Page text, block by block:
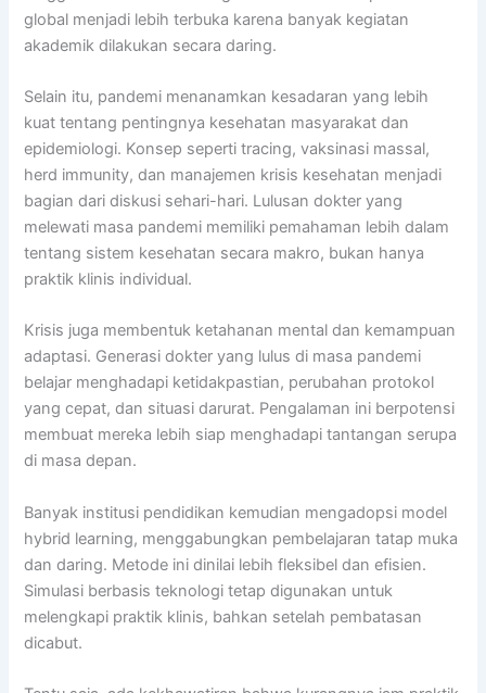
global menjadi lebih terbuka karena banyak kegiatan
akademik dilakukan secara daring.
Selain itu, pandemi menanamkan kesadaran yang lebih
kuat tentang pentingnya kesehatan masyarakat dan
epidemiologi. Konsep seperti tracing, vaksinasi massal,
herd immunity, dan manajemen krisis kesehatan menjadi
bagian dari diskusi sehari-hari. Lulusan dokter yang
melewati masa pandemi memiliki pemahaman lebih dalam
tentang sistem kesehatan secara makro, bukan hanya
praktik klinis individual.
Krisis juga membentuk ketahanan mental dan kemampuan
adaptasi. Generasi dokter yang lulus di masa pandemi
belajar menghadapi ketidakpastian, perubahan protokol
yang cepat, dan situasi darurat. Pengalaman ini berpotensi
membuat mereka lebih siap menghadapi tantangan serupa
di masa depan.
Banyak institusi pendidikan kemudian mengadopsi model
hybrid learning, menggabungkan pembelajaran tatap muka
dan daring. Metode ini dinilai lebih fleksibel dan efisien.
Simulasi berbasis teknologi tetap digunakan untuk
melengkapi praktik klinis, bahkan setelah pembatasan
dicabut.